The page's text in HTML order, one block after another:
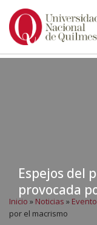
Ir
Espejos del
provocada
Inicio » Noticias » Evento
por el macrismo